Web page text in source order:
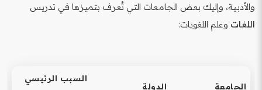
والأدبية، وإليك بعض الجامعات التي تُعرف بتميزها في تدريس
اللغات وعلم اللغويات:
الجامعة الدولة
السبب الرئيسي